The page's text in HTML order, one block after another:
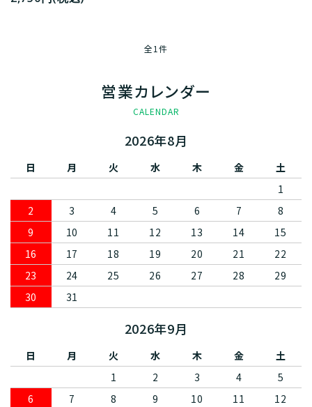
全1件
営業カレンダー
CALENDAR
2026年8月
日 月 火 水 木 金
土
1
2
3 4 5 6 7
8
9
10 11 12 13 14
15
16
17 18 19 20 21
22
23
24 25 26 27 28
29
30
31
2026年9月
日 月 火 水 木 金
土
1
2 3 4
5
6
7 8 9 10 11
12